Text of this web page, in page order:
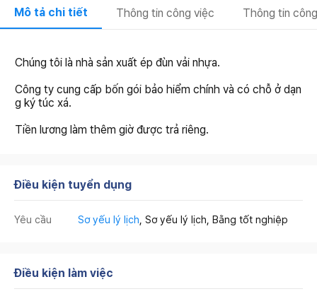
Mô tả chi tiết Thông tin công việc Thông tin
Chúng tôi là nhà sản xuất ép đùn vải nhựa.
Công ty cung cấp bốn gói bảo hiểm chính và có chỗ ở dạn
g ký túc xá.
Tiền lương làm thêm giờ được trả riêng.
Điều kiện tuyển dụng
Yêu cầu Sơ yếu lý lịch , Sơ yếu lý lịch, Bằng tốt nghiệp
Điều kiện làm việc